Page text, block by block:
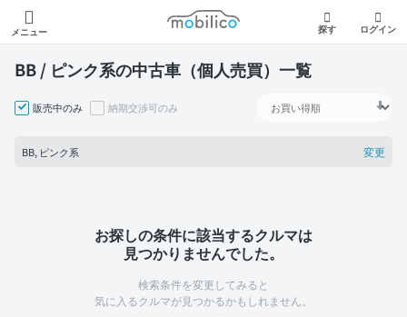
メニュー
モビリコ
探す ログイン
BB / ピンク系の中古車（個人売買）一覧
販売中のみ 納期交渉可のみ
BB, ピンク系 変更
お探しの条件に該当するクルマは
見つかりませんでした。
検索条件を変更してみると
気に入るクルマが見つかるかもしれません。